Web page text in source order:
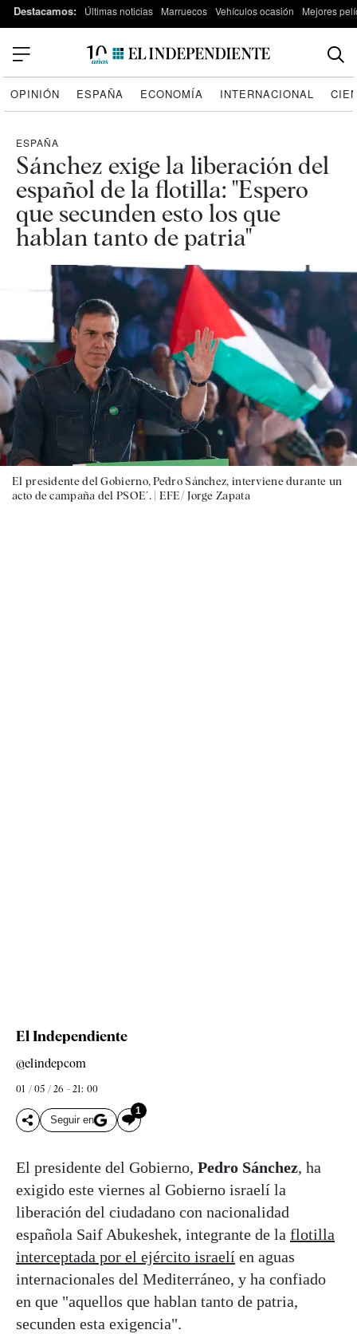
Destacamos: Últimas noticias Marruecos Vehículos ocasión Mejores
OPINIÓN ESPAÑA ECONOMÍA INTERNACIONAL
ESPAÑA
Sánchez exige la liberación del
español de la flotilla: "Espero
que secunden esto los que
hablan tanto de patria"
El presidente del Gobierno, Pedro Sánchez, interviene durante un
acto de campaña del PSOE´. | EFE/ Jorge Zapata
El Independiente
@elindepcom
01 / 05 / 26 - 21: 00
Seguir en
1
El presidente del Gobierno, Pedro Sánchez, ha
exigido este viernes al Gobierno israelí la
liberación del ciudadano con nacionalidad
española Saif Abukeshek, integrante de la flotilla
interceptada por el ejército israelí en aguas
internacionales del Mediterráneo, y ha confiado
en que "aquellos que hablan tanto de patria,
secunden esta exigencia".